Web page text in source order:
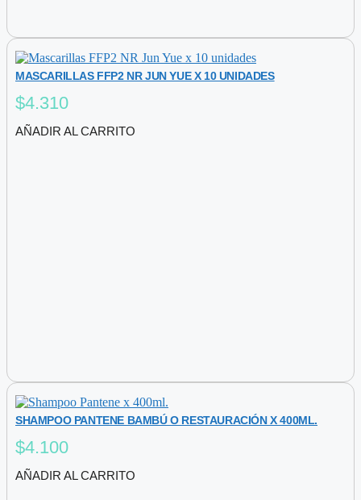
MASCARILLAS FFP2 NR JUN YUE X 10 UNIDADES
$4.310
AÑADIR AL CARRITO
SHAMPOO PANTENE BAMBÚ O RESTAURACIÓN X 400ML.
$4.100
AÑADIR AL CARRITO